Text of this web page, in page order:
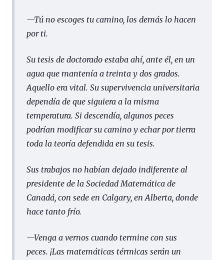
—Tú no escoges tu camino, los demás lo hacen
por ti.
Su tesis de doctorado estaba ahí, ante él, en un
agua que mantenía a treinta y dos grados.
Aquello era vital. Su supervivencia universitaria
dependía de que siguiera a la misma
temperatura. Si descendía, algunos peces
podrían modificar su camino y echar por tierra
toda la teoría defendida en su tesis.
Sus trabajos no habían dejado indiferente al
presidente de la Sociedad Matemática de
Canadá, con sede en Calgary, en Alberta, donde
hace tanto frío.
—Venga a vernos cuando termine con sus
peces. ¡Las matemáticas térmicas serán un